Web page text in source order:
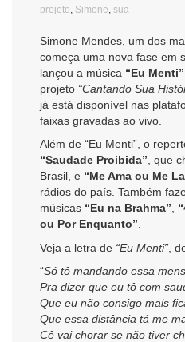
projeto Simone sua
Simone Mendes, um dos
começa uma nova fase em
lançou a música “Eu Menti”
projeto “Cantando Sua
já está disponível nas
faixas gravadas ao vivo.
Além de “Eu Menti”, o
“Saudade Proibida” , que
Brasil, e “Me Ama ou Me
rádios do país. Também
músicas “Eu na Brahma”
ou Por Enquanto”
Veja a letra de “Eu Menti” ,
“Só tô mandando essa
Pra dizer que eu tô com
Que eu não consigo mais
Que essa distância tá me
Cê vai chorar se não tiver